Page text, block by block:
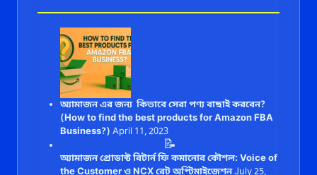
অ্যামাজন এর জন্য কিভাবে সেরা পণ্য বাছাই করবেন?
(How to find the best products for Amazon FBA
Business?) April 11, 2023
📝
অ্যামাজন প্রোডাক্ট রিটার্ন ফি কমানোর কৌশল: Voice of
the Customer ও NCX রেট অপ্টিমাইজেশনJuly 25,